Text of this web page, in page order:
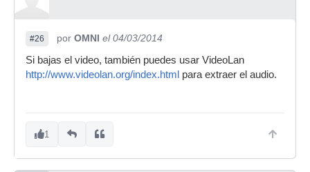
#26 por OMNI el 04/03/2014
Si bajas el video, también puedes usar VideoLan
http://www.videolan.org/index.html para extraer el audio.
1